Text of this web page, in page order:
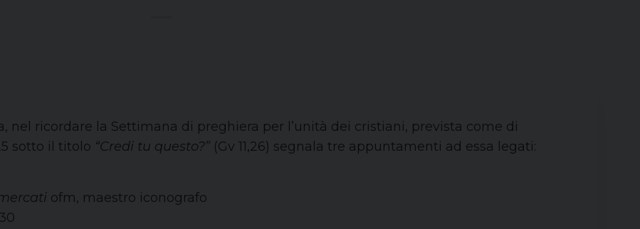
nel ricordare la Settimana di preghiera per l’unità dei cristiani, prevista come di
sotto il titolo “Credi tu questo?” (Gv 11,26) segnala tre appuntamenti ad essa legati:
ofm, maestro iconografo